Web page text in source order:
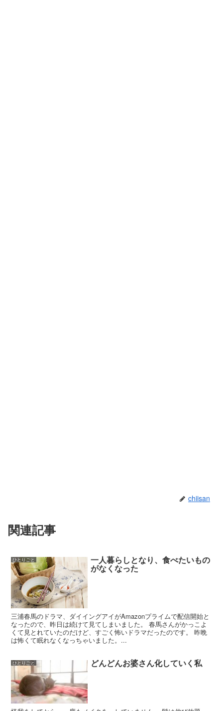
chiisan
関連記事
ひとりごと 一人暮らしとなり、食べたいもの
がなくなった
三浦春馬のドラマ、ダイイングアイがAmazonプライムで配信開始と
なったので、昨日は続けて見てしまいました。 春馬さんがかっこよ
くて見とれていたのだけど、すごく怖いドラマだったのです。 昨晩
は怖くて眠れなくなっちゃいました。...
ひとりごと どんどんお婆さん化していく私